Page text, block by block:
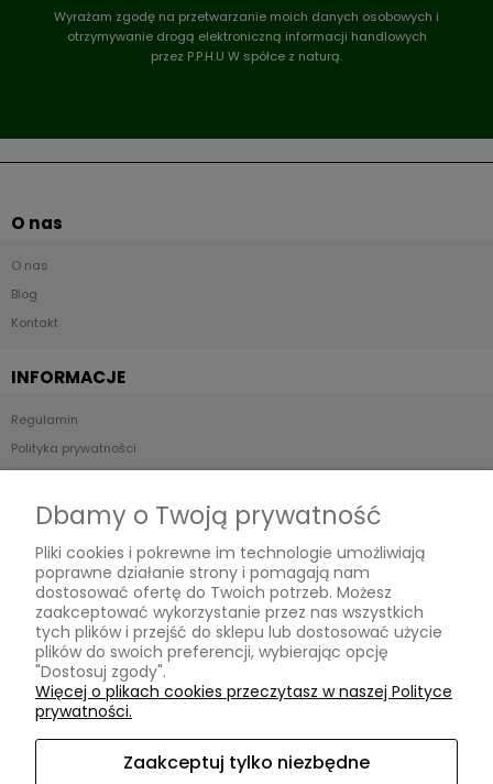
Wyrażam zgodę na przetwarzanie moich danych osobowych i
otrzymywanie drogą elektroniczną informacji handlowych
przez P.P.H.U W spółce z naturą.
O nas
O nas
Blog
Kontakt
INFORMACJE
Regulamin
Polityka prywatności
Odstąp od umowy tutaj
PŁATNOŚCI I DOSTAWA
Formy płatności
Czas i koszty dostawy
Moje konto
Dbamy o Twoją prywatność
Pliki cookies i pokrewne im technologie umożliwiają
poprawne działanie strony i pomagają nam
dostosować ofertę do Twoich potrzeb. Możesz
zaakceptować wykorzystanie przez nas wszystkich
tych plików i przejść do sklepu lub dostosować użycie
plików do swoich preferencji, wybierając opcję
"Dostosuj zgody".
Więcej o plikach cookies przeczytasz w naszej Polityce
prywatności.
Zaakceptuj tylko niezbędne